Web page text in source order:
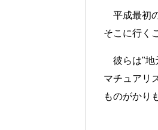
平成最初
そこに行く
彼らは"地
マチュアリ
ものがかり